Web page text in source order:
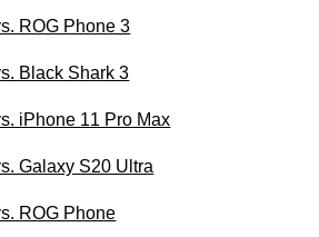
ROG Phone 3
Black Shark 3
iPhone 11 Pro Max
Galaxy S20 Ultra
ROG Phone